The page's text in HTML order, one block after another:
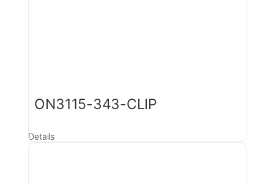
ON3115-343-CLIP
Details